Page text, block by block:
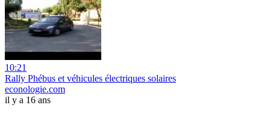
10:21
Rally Phébus et véhicules électriques solaires
econologie.com
il y a 16 ans